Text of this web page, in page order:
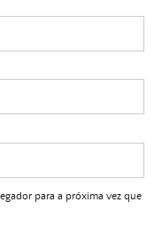
para a próxima vez que